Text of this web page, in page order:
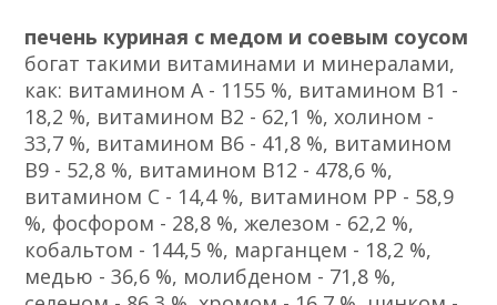
печень куриная с медом и соевым соусом
богат такими витаминами и минералами,
как: витамином А - 1155 %, витамином B1 -
18,2 %, витамином B2 - 62,1 %, холином -
33,7 %, витамином B6 - 41,8 %, витамином
B9 - 52,8 %, витамином B12 - 478,6 %,
витамином C - 14,4 %, витамином PP - 58,9
%, фосфором - 28,8 %, железом - 62,2 %,
кобальтом - 144,5 %, марганцем - 18,2 %,
медью - 36,6 %, молибденом - 71,8 %,